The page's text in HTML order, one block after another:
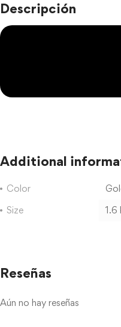
Descripción
Additional
Color
Size
1.6
Reseñas
Aún no hay reseñas